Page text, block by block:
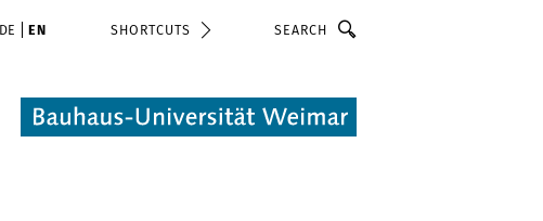
DE EN SHORTCUTS